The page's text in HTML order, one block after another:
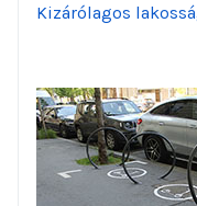
Kizárólagos